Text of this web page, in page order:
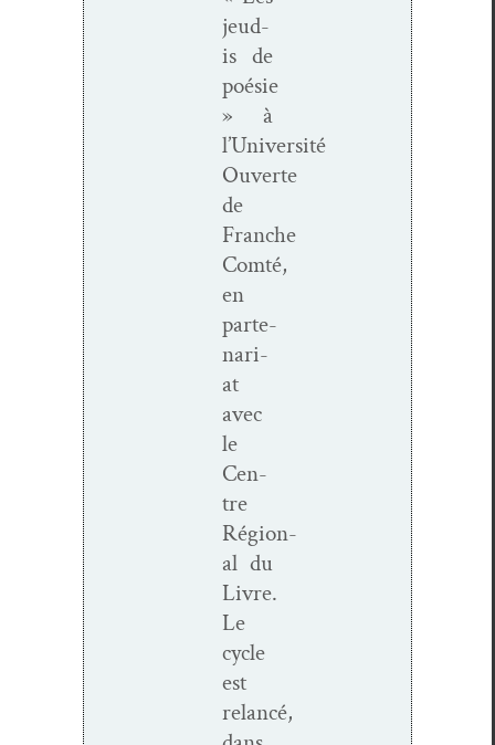
jeud­
is de
poésie
» à
l’Université
Ouverte
de
Franche
Comté,
en
parte­
nar­i­
at
avec
le
Cen­
tre
Région­
al du
Livre.
Le
cycle
est
relancé,